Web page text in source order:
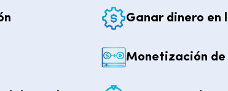
Ganar dinero en
Monetización de